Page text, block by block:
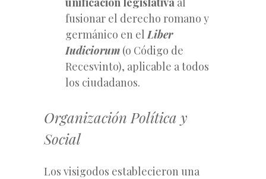
fusionar el derecho romano y
germánico en elLiber
Iudiciorum (o Código de
Recesvinto), aplicable a todos
los ciudadanos.
Organización Política y
Social
Los visigodos establecieron una